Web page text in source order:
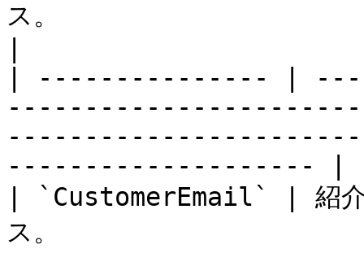
ス。
| --------------- |
-------------------- |
| `CustomerEmail` | 紹介
ス。